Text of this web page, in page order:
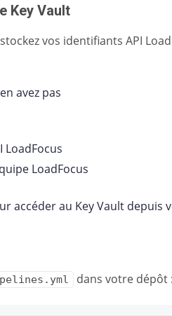
Key Vault
vos identifiants API
avez pas
LoadFocus
LoadFocus
accéder au Key Vault depuis
dans votre dépôt :